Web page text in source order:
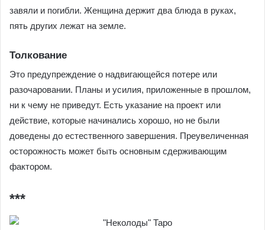
завяли и погибли. Женщина держит два блюда в руках,
пять других лежат на земле.
Толкование
Это предупреждение о надвигающейся потере или
разочаровании. Планы и усилия, приложенные в прошлом,
ни к чему не приведут. Есть указание на проект или
действие, которые начинались хорошо, но не были
доведены до естественного завершения. Преувеличенная
осторожность может быть основным сдерживающим
фактором.
***